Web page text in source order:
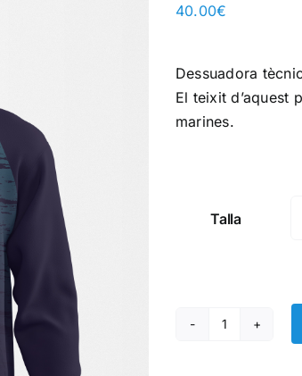
40.00€
Dessuadora
El teixit d’aquest
marines.
Talla
Dessuadora